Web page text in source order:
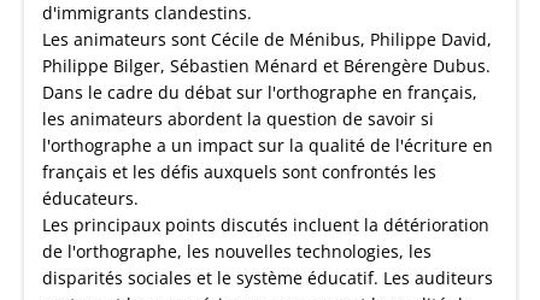
d'immigrants clandestins.
Les animateurs sont Cécile de Ménibus, Philippe David,
Philippe Bilger, Sébastien Ménard et Bérengère Dubus.
Dans le cadre du débat sur l'orthographe en français,
les animateurs abordent la question de savoir si
l'orthographe a un impact sur la qualité de l'écriture en
français et les défis auxquels sont confrontés les
éducateurs.
Les principaux points discutés incluent la détérioration
de l'orthographe, les nouvelles technologies, les
disparités sociales et le système éducatif. Les auditeurs